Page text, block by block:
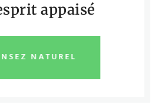
appaisé
NATUREL